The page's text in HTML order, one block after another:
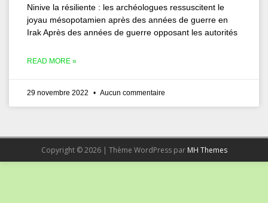
Ninive la résiliente : les archéologues ressuscitent le
joyau mésopotamien après des années de guerre en
Irak Après des années de guerre opposant les autorités
READ MORE »
29 novembre 2022 Aucun commentaire
Copyright © 2026 | Thème WordPress par MH Themes